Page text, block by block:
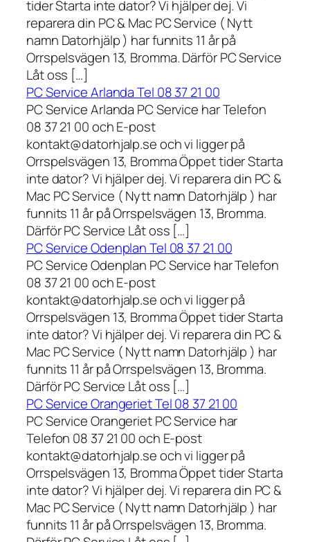
tider Starta inte dator? Vi hjälper dej. Vi
reparera din PC & Mac PC Service ( Nytt
namn Datorhjälp ) har funnits 11 år på
Orrspelsvägen 13, Bromma. Därför PC Service
Låt oss […]
PC Service Arlanda Tel 08 37 21 00
PC Service Arlanda PC Service har Telefon
08 37 21 00 och E-post
kontakt@datorhjalp.se och vi ligger på
Orrspelsvägen 13, Bromma Öppet tider Starta
inte dator? Vi hjälper dej. Vi reparera din PC &
Mac PC Service ( Nytt namn Datorhjälp ) har
funnits 11 år på Orrspelsvägen 13, Bromma.
Därför PC Service Låt oss […]
PC Service Odenplan Tel 08 37 21 00
PC Service Odenplan PC Service har Telefon
08 37 21 00 och E-post
kontakt@datorhjalp.se och vi ligger på
Orrspelsvägen 13, Bromma Öppet tider Starta
inte dator? Vi hjälper dej. Vi reparera din PC &
Mac PC Service ( Nytt namn Datorhjälp ) har
funnits 11 år på Orrspelsvägen 13, Bromma.
Därför PC Service Låt oss […]
PC Service Orangeriet Tel 08 37 21 00
PC Service Orangeriet PC Service har
Telefon 08 37 21 00 och E-post
kontakt@datorhjalp.se och vi ligger på
Orrspelsvägen 13, Bromma Öppet tider Starta
inte dator? Vi hjälper dej. Vi reparera din PC &
Mac PC Service ( Nytt namn Datorhjälp ) har
funnits 11 år på Orrspelsvägen 13, Bromma.